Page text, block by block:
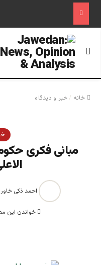
جستجو برای
خانه /خبر و دیدگاه
مبانی فکری
احمد ذکی خاور
خواندن این مطلب 35 دقیقه